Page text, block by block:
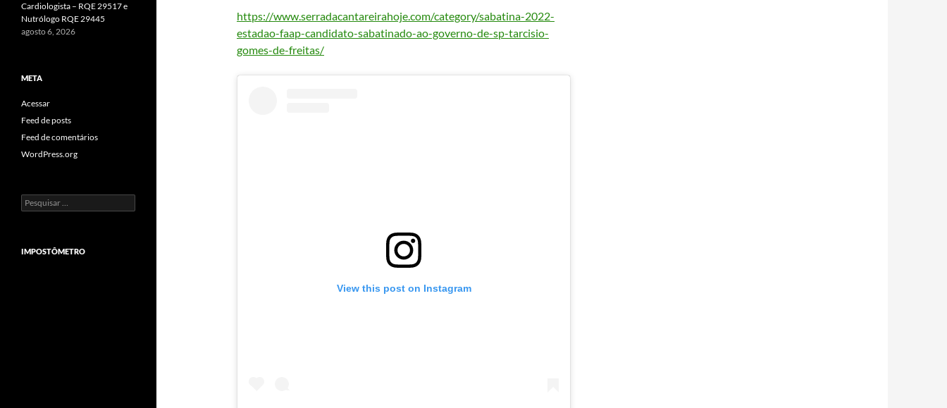
https://www.serradacantareirahoje.com/category/sabatina-2022-
estadao-faap-candidato-sabatinado-ao-governo-de-sp-tarcisio-
gomes-de-freitas/
View this post on Instagram
Cardiologista – RQE 29517 e
Nutrólogo RQE 29445
agosto 6, 2026
META
Acessar
Feed de posts
Feed de comentários
WordPress.org
Pesquisar
por:
IMPOSTÔMETRO